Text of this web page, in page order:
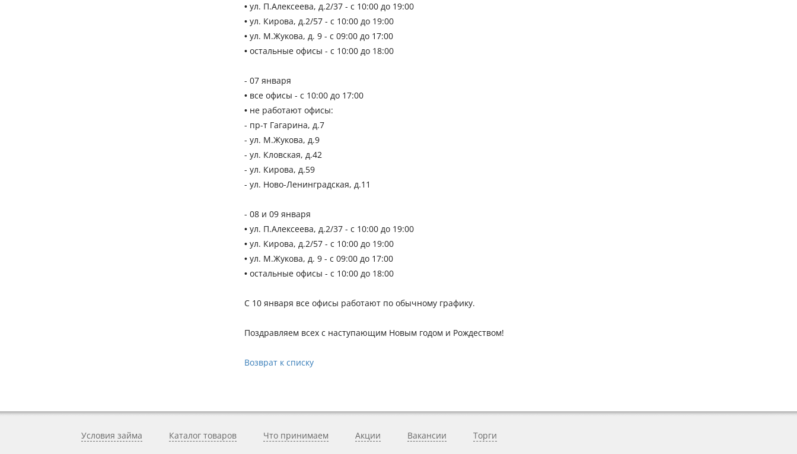
• ул. П.Алексеева, д.2/37 - с 10:00 до 19:00
• ул. Кирова, д.2/57 - с 10:00 до 19:00
• ул. М.Жукова, д. 9 - с 09:00 до 17:00
• остальные офисы - с 10:00 до 18:00
- 07 января
• все офисы - с 10:00 до 17:00
• не работают офисы:
- пр-т Гагарина, д.7
- ул. М.Жукова, д.9
- ул. Кловская, д.42
- ул. Кирова, д.59
- ул. Ново-Ленинградская, д.11
- 08 и 09 января
• ул. П.Алексеева, д.2/37 - с 10:00 до 19:00
• ул. Кирова, д.2/57 - с 10:00 до 19:00
• ул. М.Жукова, д. 9 - с 09:00 до 17:00
• остальные офисы - с 10:00 до 18:00
С 10 января все офисы работают по обычному графику.
Поздравляем всех с наступающим Новым годом и Рождеством!
Возврат к списку
Условия займа Каталог товаров Что принимаем Акции Вакансии Торги